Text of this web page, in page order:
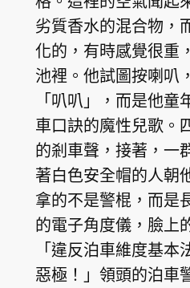
劣質香水的混合物，
化的，有時感覺很重
池裡。他試圖按喇叭
「叭叭」，而是他
車口訣的魔性兒歌。
的剎車聲，接著，一
著白色安全帽的人朝
拿的不是警棍，而是
的電子角度儀，臉上
「違反泊車維度基
惡極！」領頭的泊車